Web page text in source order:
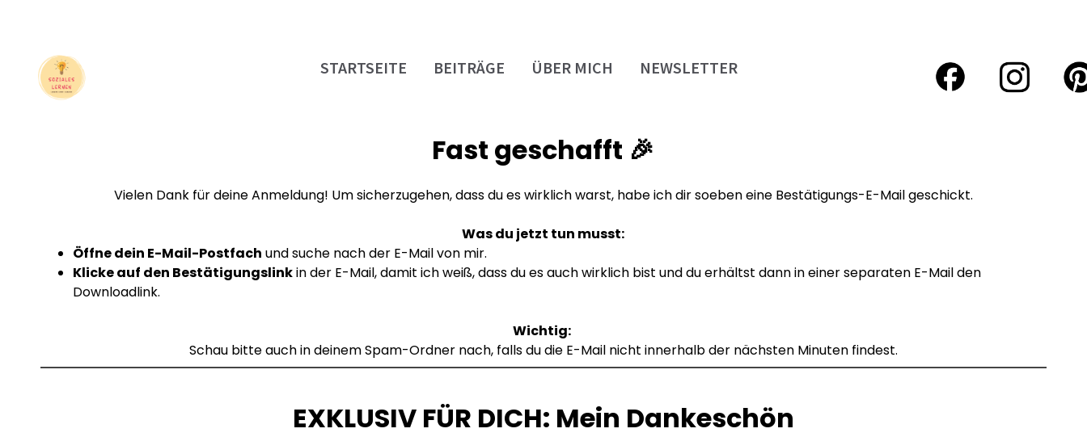
STARTSEITE BEITRÄGE ÜBER MICH NEWSLETTER
Fast geschafft 🎉
Vielen Dank für deine Anmeldung! Um sicherzugehen, dass du es wirklich warst, habe ich dir soeben eine Bestätigungs-E-Mail geschickt.
Was du jetzt tun musst:
Öffne dein E-Mail-Postfach und suche nach der E-Mail von mir.
Klicke auf den Bestätigungslinkin der E-Mail, damit ich weiß, dass du es auch wirklich bist und du erhältst dann in einer separaten E-Mail den
Downloadlink.
Wichtig:
Schau bitte auch in deinem Spam-Ordner nach, falls du die E-Mail nicht innerhalb der nächsten Minuten findest.
EXKLUSIV FÜR DICH: Mein Dankeschön